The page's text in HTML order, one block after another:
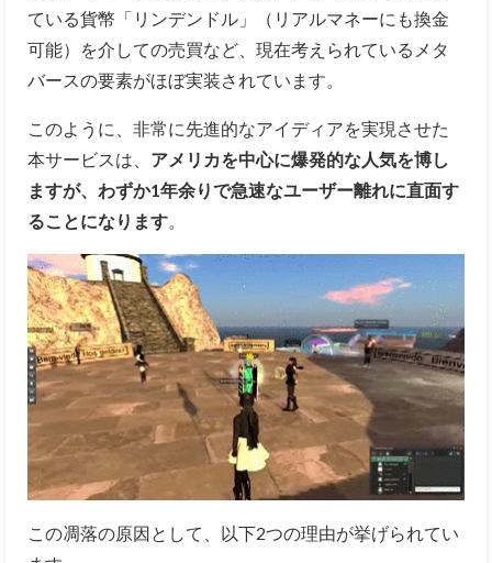
ている貨幣「リンデンドル」（リアルマネーにも換金
可能）を介しての売買など、現在考えられているメタ
バースの要素がほぼ実装されています。
このように、非常に先進的なアイディアを実現させた
本サービスは、 アメリカを中心に爆発的な人気を博し
ますが、わずか1年余りで急速なユーザー離れに直面す
ることになります。
この凋落の原因として、以下2つの理由が挙げられてい